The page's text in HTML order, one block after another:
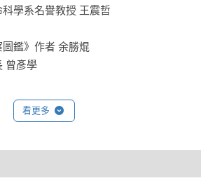
學系名譽教授 王震哲
圖鑑》作者 余勝焜
曾彥學
看更多